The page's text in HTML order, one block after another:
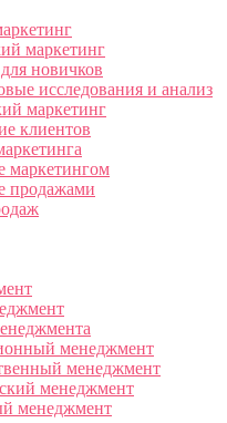
маркетинг
новичков
исследования и анализ
маркетинг
клиентов
маркетингом
продажами
менеджмент
менеджмент
менеджмент
менеджмент